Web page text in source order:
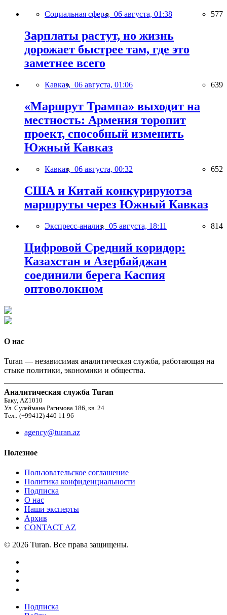
Социальная сфера, 06 августа, 01:38 577
Зарплаты растут, но жизнь
дорожает быстрее там, где это
заметнее всего
Кавказ, 06 августа, 01:06 639
«Маршрут Трампа» выходит на
местность: Армения торопит
проект, способный изменить
Южный Кавказ
Кавказ, 06 августа, 00:32 652
США и Китай конкурируютза
маршруты через Южный Кавказ
Экспресс-анализ, 05 августа, 18:11 814
Цифровой Средний коридор:
Казахстан и Азербайджан
соединили берега Каспия
оптоволокном
О нас
Turan — независимая аналитическая служба, работающая на
стыке политики, экономики и общества.
Аналитическая служба Turan
Баку, AZ1010
Ул. Сулеймана Рагимова 186, кв. 24
Тел.: (+99412) 440 11 96
agency@turan.az
Полезное
Пользовательское соглашение
Политика конфиденциальности
Подписка
О нас
Наши эксперты
Архив
CONTACT AZ
© 2026 Turan. Все права защищены.
Подписка